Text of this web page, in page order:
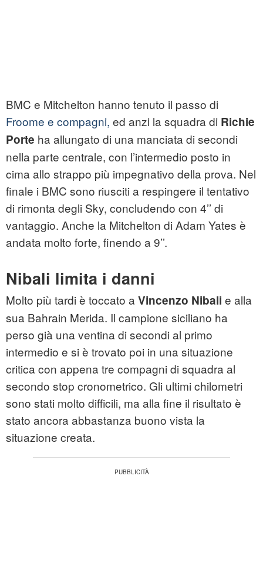
BMC e Mitchelton hanno tenuto il passo di
Froome e compagni, ed anzi la squadra di Richie
Porte ha allungato di una manciata di secondi
nella parte centrale, con l’intermedio posto in
cima allo strappo più impegnativo della prova. Nel
finale i BMC sono riusciti a respingere il tentativo
di rimonta degli Sky, concludendo con 4’’ di
vantaggio. Anche la Mitchelton di Adam Yates è
andata molto forte, finendo a 9’’.
Nibali limita i danni
Molto più tardi è toccato a Vincenzo Nibali e alla
sua Bahrain Merida. Il campione siciliano ha
perso già una ventina di secondi al primo
intermedio e si è trovato poi in una situazione
critica con appena tre compagni di squadra al
secondo stop cronometrico. Gli ultimi chilometri
sono stati molto difficili, ma alla fine il risultato è
stato ancora abbastanza buono vista la
situazione creata.